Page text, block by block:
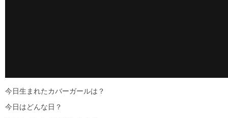
今日生まれたカバーガールは？
今日はどんな日？